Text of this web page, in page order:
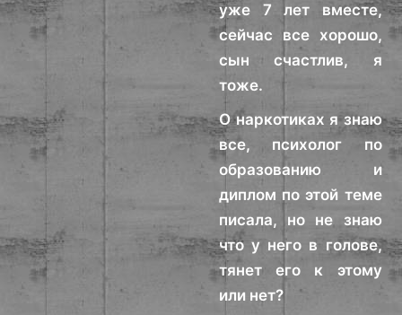
уже 7 лет вместе,
сейчас все хорошо,
сын счастлив, я
тоже.
О наркотиках я знаю
все, психолог по
образованию и
диплом по этой теме
писала, но не знаю
что у него в голове,
тянет его к этому
или нет?